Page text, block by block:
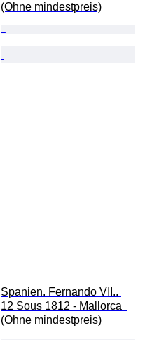
(Ohne mindestpreis)
Spanien. Fernando VII..
12 Sous 1812 - Mallorca
(Ohne mindestpreis)